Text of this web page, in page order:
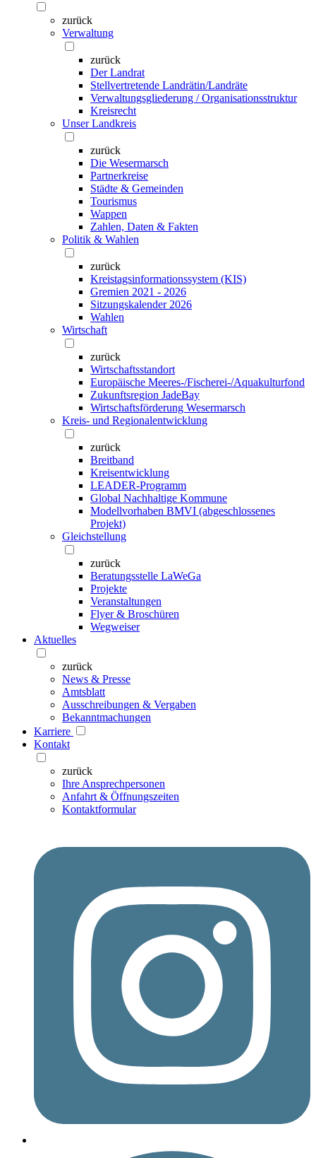
zurück
Verwaltung
zurück
Der Landrat
Stellvertretende Landrätin/Landräte
Verwaltungsgliederung / Organisationsstruktur
Kreisrecht
Unser Landkreis
zurück
Die Wesermarsch
Partnerkreise
Städte & Gemeinden
Tourismus
Wappen
Zahlen, Daten & Fakten
Politik & Wahlen
zurück
Kreistagsinformationssystem (KIS)
Gremien 2021 - 2026
Sitzungskalender 2026
Wahlen
Wirtschaft
zurück
Wirtschaftsstandort
Europäische Meeres-/Fischerei-/Aquakulturfond
Zukunftsregion JadeBay
Wirtschaftsförderung Wesermarsch
Kreis- und Regionalentwicklung
zurück
Breitband
Kreisentwicklung
LEADER-Programm
Global Nachhaltige Kommune
Modellvorhaben BMVI (abgeschlossenes
Projekt)
Gleichstellung
zurück
Beratungsstelle LaWeGa
Projekte
Veranstaltungen
Flyer & Broschüren
Wegweiser
Aktuelles
zurück
News & Presse
Amtsblatt
Ausschreibungen & Vergaben
Bekanntmachungen
Karriere
Kontakt
zurück
Ihre Ansprechpersonen
Anfahrt & Öffnungszeiten
Kontaktformular